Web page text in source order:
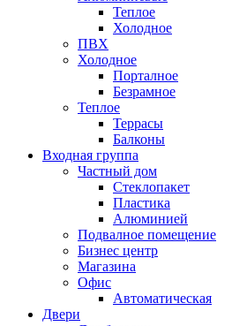
Теплое
Холодное
ПВХ
Холодное
Порталное
Безрамное
Теплое
Террасы
Балконы
Входная группа
Частный дом
Стеклопакет
Пластика
Алюминией
Подвалное помещение
Бизнес центр
Магазина
Офис
Автоматическая
Двери